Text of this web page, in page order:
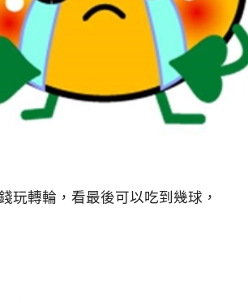
玩轉輪，看最後可以吃到幾球，